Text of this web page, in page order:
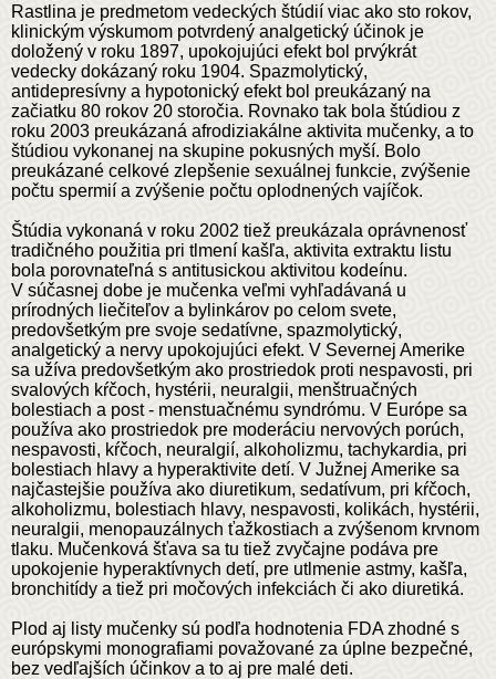
Rastlina je predmetom vedeckých štúdií viac ako sto rokov,
klinickým výskumom potvrdený analgetický účinok je
doložený v roku 1897, upokojujúci efekt bol prvýkrát
vedecky dokázaný roku 1904. Spazmolytický,
antidepresívny a hypotonický efekt bol preukázaný na
začiatku 80 rokov 20 storočia. Rovnako tak bola štúdiou z
roku 2003 preukázaná afrodiziakálne aktivita mučenky, a to
štúdiou vykonanej na skupine pokusných myší. Bolo
preukázané celkové zlepšenie sexuálnej funkcie, zvýšenie
počtu spermií a zvýšenie počtu oplodnených vajíčok.
Štúdia vykonaná v roku 2002 tiež preukázala oprávnenosť
tradičného použitia pri tlmení kašľa, aktivita extraktu listu
bola porovnateľná s antitusickou aktivitou kodeínu.
V súčasnej dobe je mučenka veľmi vyhľadávaná u
prírodných liečiteľov a bylinkárov po celom svete,
predovšetkým pre svoje sedatívne, spazmolytický,
analgetický a nervy upokojujúci efekt. V Severnej Amerike
sa užíva predovšetkým ako prostriedok proti nespavosti, pri
svalových kŕčoch, hystérii, neuralgii, menštruačných
bolestiach a post - menstuačnému syndrómu. V Európe sa
používa ako prostriedok pre moderáciu nervových porúch,
nespavosti, kŕčoch, neuralgií, alkoholizmu, tachykardia, pri
bolestiach hlavy a hyperaktivite detí. V Južnej Amerike sa
najčastejšie používa ako diuretikum, sedatívum, pri kŕčoch,
alkoholizmu, bolestiach hlavy, nespavosti, kolikách, hystérii,
neuralgii, menopauzálnych ťažkostiach a zvýšenom krvnom
tlaku. Mučenková šťava sa tu tiež zvyčajne podáva pre
upokojenie hyperaktívnych detí, pre utlmenie astmy, kašľa,
bronchitídy a tiež pri močových infekciách či ako diuretiká.
Plod aj listy mučenky sú podľa hodnotenia FDA zhodné s
európskymi monografiami považované za úplne bezpečné,
bez vedľajších účinkov a to aj pre malé deti.